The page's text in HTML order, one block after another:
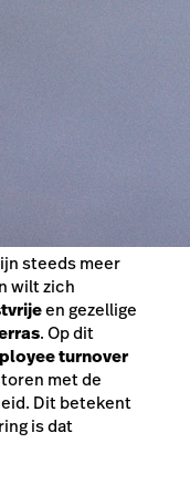
steeds meer
wilt zich
en gezellige
. Op dit
turnover
met de
Dit betekent
is dat